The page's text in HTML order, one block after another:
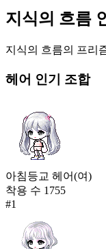
35
잠식된 발걸음
79,417
36
77,528
작은 해달 슬리퍼
73,260
38
봉인된 기억
72,841
지식의 흐름
지식의 흐름의 프리
헤어 인기 조합
아침등교 헤어(여)
착용 수 1755
#1